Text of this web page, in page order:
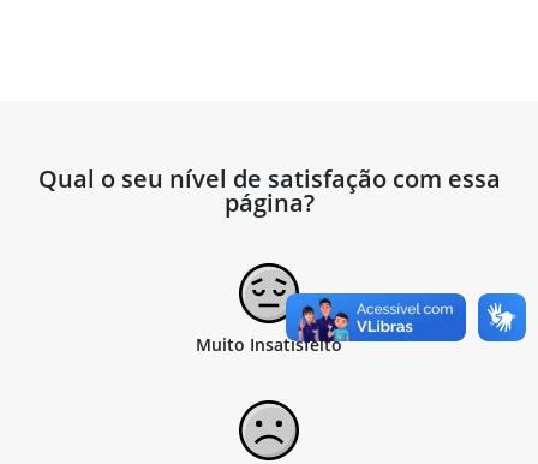
Qual o seu nível de satisfação com essa
página?